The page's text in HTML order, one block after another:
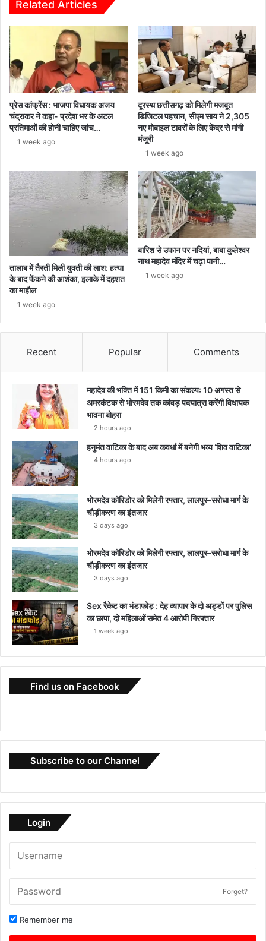
Related Articles
प्रेस कांफ्रेंस : भाजपा विधायक अजय
चंद्राकर ने कहा- प्रदेश भर के अटल
प्रतिमाओं की होनी चाहिए जांच…
1 week ago
दूरस्थ छत्तीसगढ़ को मिलेगी मजबूत
डिजिटल पहचान, सीएम साय ने 2,305
नए मोबाइल टावरों के लिए केंद्र से मांगी
मंजूरी
1 week ago
तालाब में तैरती मिली युवती की लाश: हत्या
के बाद फेंकने की आशंका, इलाके में दहशत
का माहौल
1 week ago
बारिश से उफान पर नदियां, बाबा कुलेश्वर
नाथ महादेव मंदिर में चढ़ा पानी…
1 week ago
Recent Popular Comments
महादेव की भक्ति में 151 किमी का संकल्प: 10 अगस्त से
अमरकंटक से भोरमदेव तक कांवड़ पदयात्रा करेंगी विधायक
भावना बोहरा
2 hours ago
हनुमंत वाटिका के बाद अब कवर्धा में बनेगी भव्य ‘शिव वाटिका’
4 hours ago
भोरमदेव कॉरिडोर को मिलेगी रफ्तार, लालपुर–सरोधा मार्ग के
चौड़ीकरण का इंतजार
3 days ago
भोरमदेव कॉरिडोर को मिलेगी रफ्तार, लालपुर–सरोधा मार्ग के
चौड़ीकरण का इंतजार
3 days ago
Sex रैकेट का भंडाफोड़ : देह व्यापार के दो अड्डों पर पुलिस
का छापा, दो महिलाओं समेत 4 आरोपी गिरफ्तार
1 week ago
Find us on Facebook
Subscribe to our Channel
Login
Forget?
Remember me